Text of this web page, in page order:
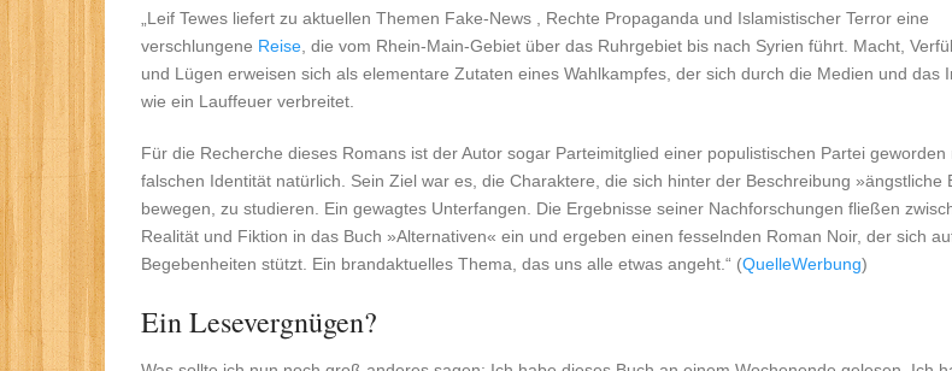
„Leif Tewes liefert zu aktuellen Themen Fake-News , Rechte Propaganda und Islamistischer Terror eine
verschlungene Reise , die vom Rhein-Main-Gebiet über das Ruhrgebiet bis nach Syrien führt. Macht,
und Lügen erweisen sich als elementare Zutaten eines Wahlkampfes, der sich durch die Medien und das
wie ein Lauffeuer verbreitet.
Für die Recherche dieses Romans ist der Autor sogar Parteimitglied einer populistischen Partei geworden
falschen Identität natürlich. Sein Ziel war es, die Charaktere, die sich hinter der Beschreibung »ängstliche
bewegen, zu studieren. Ein gewagtes Unterfangen. Die Ergebnisse seiner Nachforschungen fließen
Realität und Fiktion in das Buch »Alternativen« ein und ergeben einen fesselnden Roman Noir, der sich
Begebenheiten stützt. Ein brandaktuelles Thema, das uns alle etwas angeht.“ (Quelle )
Ein Lesevergnügen?